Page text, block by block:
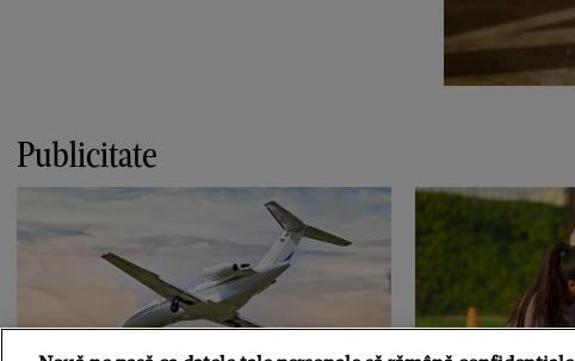
Publicitate